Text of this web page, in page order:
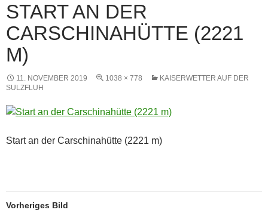
START AN DER
CARSCHINAHÜTTE (2221
M)
11. NOVEMBER 2019 1038 × 778
KAISERWETTER AUF DER
SULZFLUH
Start an der Carschinahütte (2221 m)
Vorheriges Bild